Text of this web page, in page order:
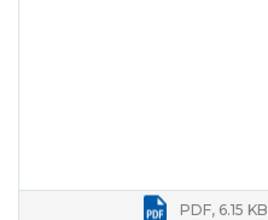
PDF, 6.15 KB